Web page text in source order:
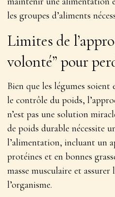
les groupes d’aliments
Limites de
volonté” pour
Bien que les légumes
le contrôle du poids,
n’est pas une solution
de poids durable nécessite
l’alimentation, incluant un
protéines et en bonnes
masse musculaire et
l’organisme.